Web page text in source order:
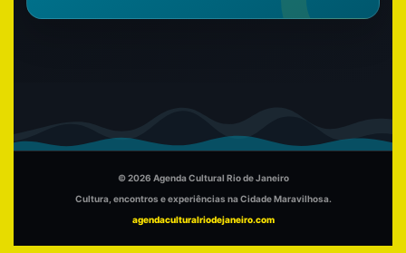
© 2026 Agenda Cultural Rio de Janeiro
Cultura, encontros e experiências na Cidade Maravilhosa.
agendaculturalriodejaneiro.com